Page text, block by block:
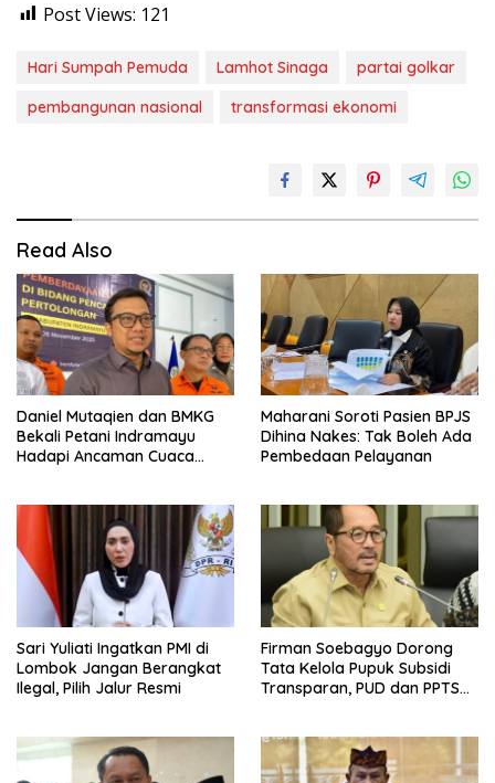
Post Views: 121
Hari Sumpah Pemuda Lamhot Sinaga
partai golkar
pembangunan nasional
transformasi ekonomi
Read Also
Daniel Mutaqien dan BMKG
Bekali Petani Indramayu
Hadapi Ancaman Cuaca
Maharani Soroti Pasien BPJS
Dihina Nakes: Tak Boleh Ada
Pembedaan Pelayanan
Sari Yuliati Ingatkan PMI di
Lombok Jangan Berangkat
Ilegal, Pilih Jalur Resmi
Firman Soebagyo Dorong
Tata Kelola Pupuk Subsidi
Transparan, PUD dan PPTS